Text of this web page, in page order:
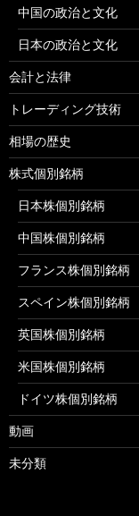
中国の政治と文化
日本の政治と文化
会計と法律
トレーディング技術
相場の歴史
株式個別銘柄
日本株個別銘柄
中国株個別銘柄
フランス株個別銘柄
スペイン株個別銘柄
英国株個別銘柄
米国株個別銘柄
ドイツ株個別銘柄
動画
未分類